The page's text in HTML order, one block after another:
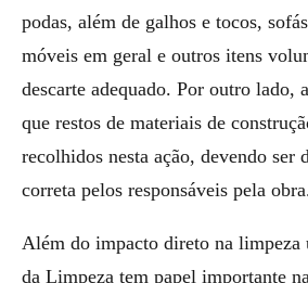
podas, além de galhos e tocos,
móveis em geral e outros itens
descarte adequado. Por outro lado,
que restos de materiais de
recolhidos nesta ação, devendo ser
correta pelos responsáveis pela
Além do impacto direto na limpeza
da Limpeza tem papel importante